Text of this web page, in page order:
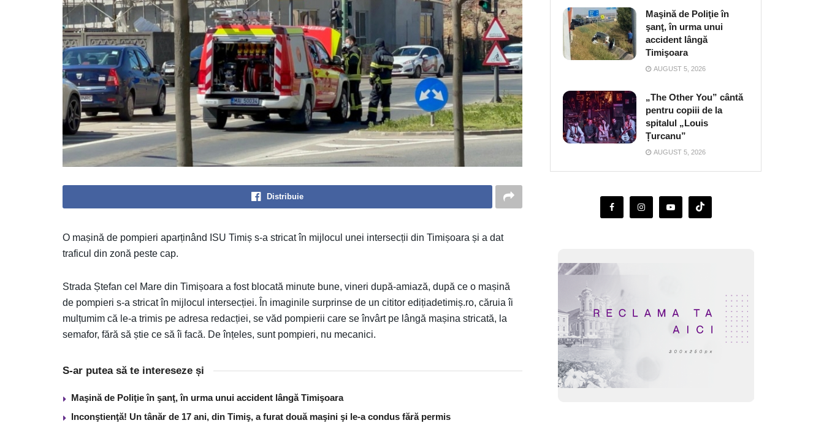
Distribuie
O mașină de pompieri aparținând ISU Timiș s-a stricat în mijlocul unei intersecții din Timișoara și a dat
traficul din zonă peste cap.
Strada Ștefan cel Mare din Timișoara a fost blocată minute bune, vineri după-amiază, după ce o mașină
de pompieri s-a stricat în mijlocul intersecției. În imaginile surprinse de un cititor edițiadetimiș.ro, căruia îi
mulțumim că le-a trimis pe adresa redacției, se văd pompierii care se învârt pe lângă mașina stricată, la
semafor, fără să știe ce să îi facă. De înțeles, sunt pompieri, nu mecanici.
S-ar putea să te intereseze și
Maşină de Poliţie în şanţ, în urma unui accident lângă Timişoara
Inconştienţă! Un tânăr de 17 ani, din Timiş, a furat două maşini şi le-a condus fără permis
Maşină de Poliţie în
şanţ, în urma unui
accident lângă
Timişoara
AUGUST 5, 2026
„The Other You” cântă
pentru copiii de la
spitalul „Louis
Țurcanu”
AUGUST 5, 2026